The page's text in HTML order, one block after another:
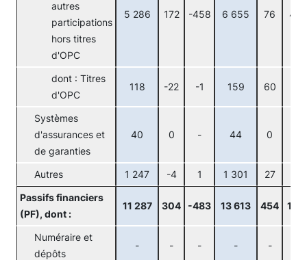
autres
participations
hors titres
d'OPC
5 286 172 -458 6 655 76 46
dont : Titres
d'OPC
118 -22 -1 159 60
Systèmes
d'assurances et
de garanties
40 0 - 44 0
Autres 1 247 -4 1 1 301 27
Passifs financiers
(PF), dont :
11 287 304 -483 13 613 454 115
Numéraire et
dépôts
- - - - -